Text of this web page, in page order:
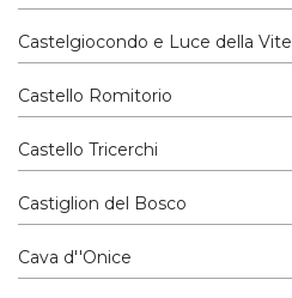
Castelgiocondo e Luce della Vite
Castello Romitorio
Castello Tricerchi
Castiglion del Bosco
Cava d''Onice